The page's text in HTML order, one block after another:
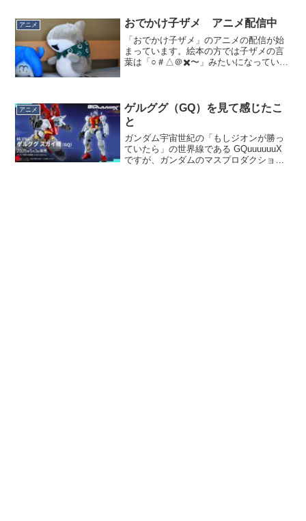
ず…。製作中とアナウンスされてい...
アニメ おでかけ子ザメ アニメ配信中
「おでかけ子ザメ」のアニメの配信が始
まっています。絵本の方では子ザメの言
葉は「○＃△＠✖️〜」みたいになっていま
（笑。いまこういう、誰...
アニメ
ゲルググ（GQ）を見て感じたこ
と
ガンダム宇宙世紀の「もしジオンが勝っ
ていたら」の世界線である GQuuuuuuX
ですが、ガンダムのマスプロダクション